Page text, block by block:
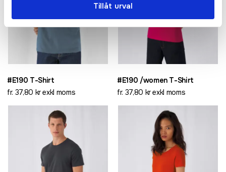
Tillåt urval
#E190 T-Shirt
fr. 37,80 kr exkl moms
#E190 /women T-Shirt
fr. 37,80 kr exkl moms